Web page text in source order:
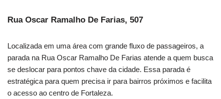
Rua Oscar Ramalho De Farias, 507
Localizada em uma área com grande fluxo de passageiros, a
parada na Rua Oscar Ramalho De Farias atende a quem busca
se deslocar para pontos chave da cidade. Essa parada é
estratégica para quem precisa ir para bairros próximos e facilita
o acesso ao centro de Fortaleza.